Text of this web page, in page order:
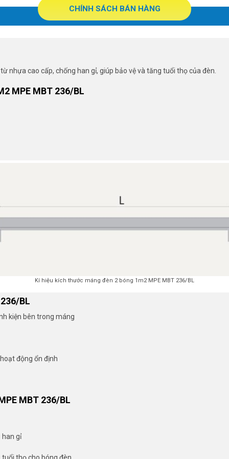
CHÍNH SÁCH BÁN HÀNG
nhựa cao cấp, chống han gỉ, giúp bảo vệ và tăng tuổi thọ của đèn.
MPE MBT 236/BL
Kí hiệu kích thước máng đèn 2 bóng 1m2 MPE MBT 236/BL
BL
kiện bên trong máng
động ổn định
MBT 236/BL
han gỉ